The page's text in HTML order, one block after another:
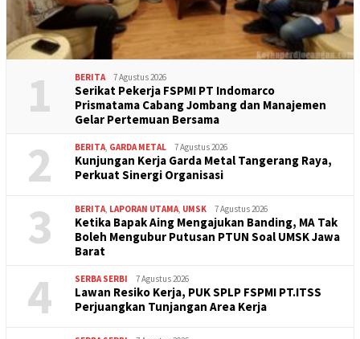
1 BERITA 7 Agustus 2026
Serikat Pekerja FSPMI PT Indomarco
Prismatama Cabang Jombang dan Manajemen
Gelar Pertemuan Bersama
2 BERITA, GARDA METAL 7 Agustus 2026
Kunjungan Kerja Garda Metal Tangerang Raya,
Perkuat Sinergi Organisasi
3 BERITA, LAPORAN UTAMA, UMSK 7 Agustus 2026
Ketika Bapak Aing Mengajukan Banding, MA Tak
Boleh Mengubur Putusan PTUN Soal UMSK Jawa
Barat
4 SERBA SERBI 7 Agustus 2026
Lawan Resiko Kerja, PUK SPLP FSPMI PT.ITSS
Perjuangkan Tunjangan Area Kerja